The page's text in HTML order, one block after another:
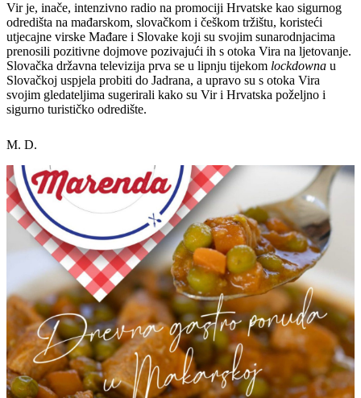
Vir je, inače, intenzivno radio na promociji Hrvatske kao sigurnog
odredišta na mađarskom, slovačkom i češkom tržištu, koristeći
utjecajne virske Mađare i Slovake koji su svojim sunarodnjacima
prenosili pozitivne dojmove pozivajući ih s otoka Vira na ljetovanje.
Slovačka državna televizija prva se u lipnju tijekom lockdowna u
Slovačkoj uspjela probiti do Jadrana, a upravo su s otoka Vira
svojim gledateljima sugerirali kako su Vir i Hrvatska poželjno i
sigurno turističko odredište.
M. D.